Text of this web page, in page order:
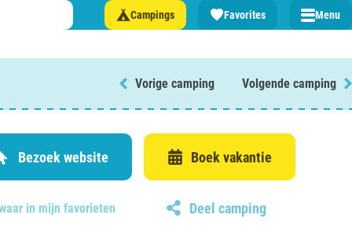
Campings Favorites Menu
Vorige camping Volgende camping
Bezoek website Boek vakantie
in mijn favorieten Deel camping